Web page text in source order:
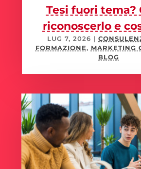
Tesi fuori tema?
riconoscerlo e
LUG 7, 2026 |
FORMAZIONE, MARKETING
BLOG